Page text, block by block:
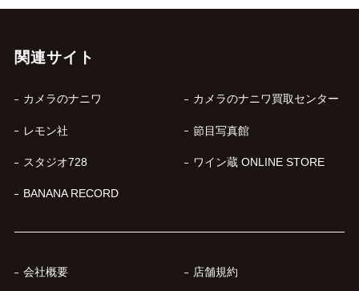
関連サイト
カメラのナニワ カメラのナニワ買取センター
レモン社 節目写真館
スタジオ728 ワイン蔵 ONLINE STORE
BANANA RECORD
会社概要 店舗規約